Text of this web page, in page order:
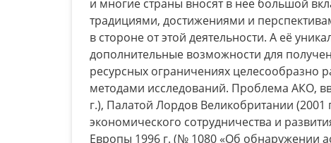
и многие страны вносят в нее большой
традициями, достижениями и
в стороне от этой деятельности. А её
дополнительные возможности для
ресурсных ограничениях
методами исследований. Проблема АКО,
г.), Палатой Лордов Великобритании
экономического сотрудничества и
Европы 1996 г. (№ 1080 «Об обнаружении